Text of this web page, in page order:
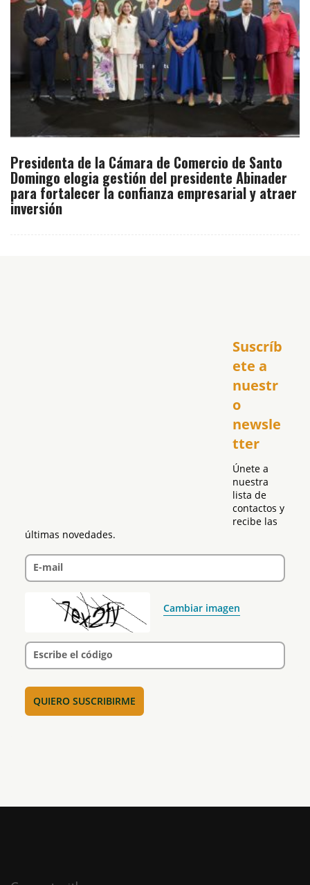
Presidenta de la Cámara de Comercio de Santo
Domingo elogia gestión del presidente Abinader
para fortalecer la confianza empresarial y atraer
inversión
Suscríb
ete a
nuestr
o
newsle
tter
Únete a
nuestra
lista de
contactos y
recibe las
últimas novedades.
E-mail
Cambiar imagen
Escribe el código